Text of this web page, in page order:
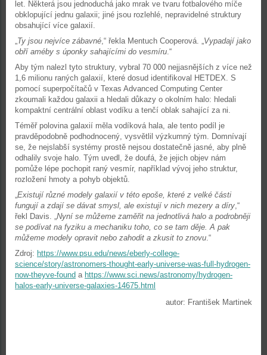
let. Některá jsou jednoduchá jako mrak ve tvaru fotbalového míče
obklopující jednu galaxii; jiné jsou rozlehlé, nepravidelné struktury
obsahující více galaxií.
„Ty jsou nejvíce zábavné,“ řekla Mentuch Cooperová. „Vypadají jako
obří améby s úponky sahajícími do vesmíru.“
Aby tým nalezl tyto struktury, vybral 70 000 nejjasnějších z více než
1,6 milionu raných galaxií, které dosud identifikoval HETDEX. S
pomocí superpočítačů v Texas Advanced Computing Center
zkoumali každou galaxii a hledali důkazy o okolním halo: hledali
kompaktní centrální oblast vodíku a tenčí oblak sahající za ni.
Téměř polovina galaxií měla vodíková hala, ale tento podíl je
pravděpodobně podhodnocený, vysvětlil výzkumný tým. Domnívají
se, že nejslabší systémy prostě nejsou dostatečně jasné, aby plně
odhalily svoje halo. Tým uvedl, že doufá, že jejich objev nám
pomůže lépe pochopit raný vesmír, například vývoj jeho struktur,
rozložení hmoty a pohyb objektů.
„Existují různé modely galaxií v této epoše, které z velké části
fungují a zdají se dávat smysl, ale existují v nich mezery a díry,“
řekl Davis. „Nyní se můžeme zaměřit na jednotlivá halo a podrobněji
se podívat na fyziku a mechaniku toho, co se tam děje. A pak
můžeme modely opravit nebo zahodit a zkusit to znovu.“
Zdroj: https://www.psu.edu/news/eberly-college-
science/story/astronomers-thought-early-universe-was-full-hydrogen-
now-theyve-found a https://www.sci.news/astronomy/hydrogen-
halos-early-universe-galaxies-14675.html
autor: František Martinek